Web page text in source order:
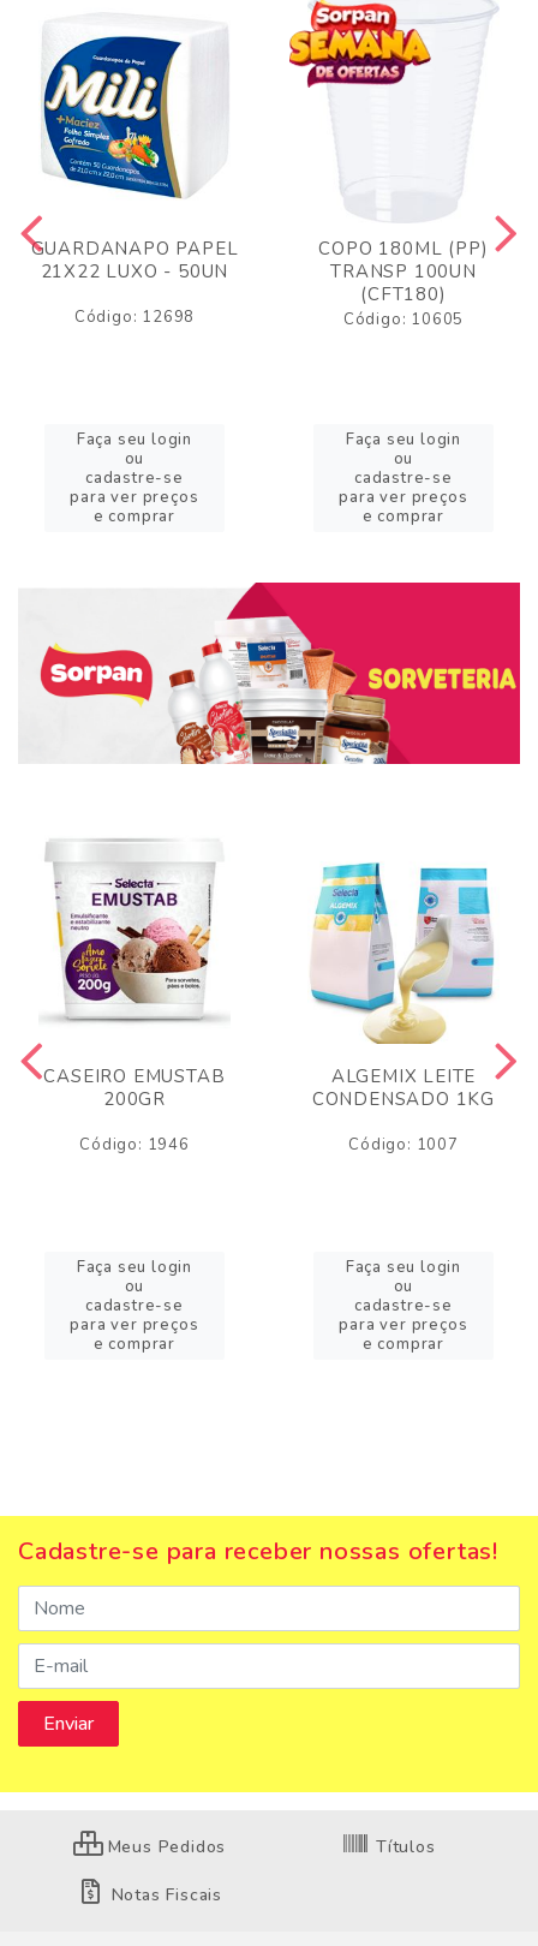
GUARDANAPO PAPEL
21X22 LUXO - 50UN
Código: 12698
Faça seu login
ou
cadastre-se
para ver preços
e comprar
COPO 180ML (PP)
TRANSP 100UN
(CFT180)
Código: 10605
Faça seu login
ou
cadastre-se
para ver preços
e comprar
CASEIRO EMUSTAB
200GR
Código: 1946
Faça seu login
ou
cadastre-se
para ver preços
e comprar
ALGEMIX LEITE
CONDENSADO 1KG
Código: 1007
Faça seu login
ou
cadastre-se
para ver preços
e comprar
Cadastre-se para receber nossas ofertas!
Meus Pedidos Títulos
Notas Fiscais